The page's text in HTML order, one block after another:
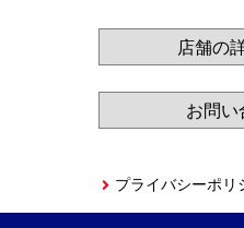
店舗の
お問い
プライバシーポリ